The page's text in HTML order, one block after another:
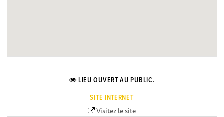
LIEU OUVERT AU PUBLIC.
SITE INTERNET
Visitez le site